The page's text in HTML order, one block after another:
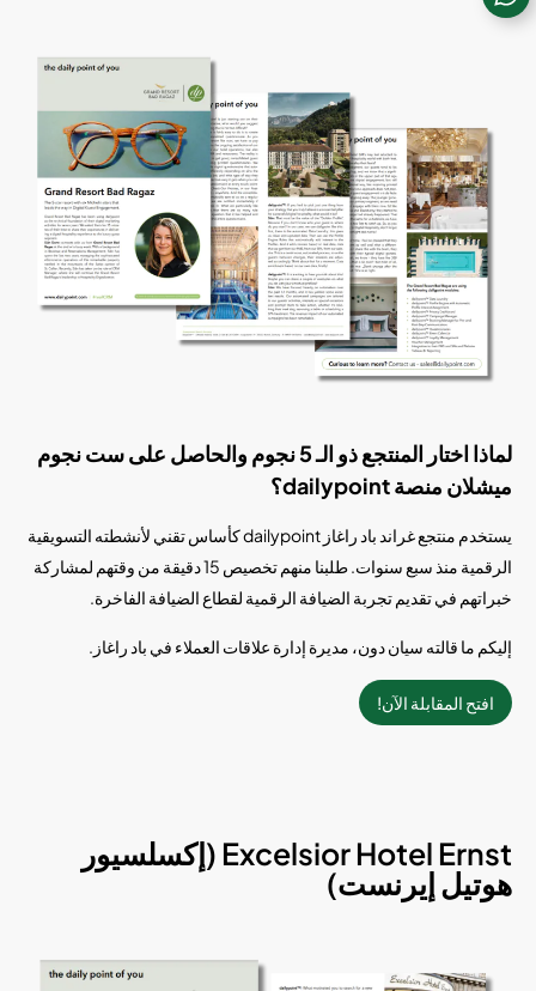
لماذا اختار المنتجع ذو الـ 5 نجوم والحاصل على ست نجوم
ميشلان منصة dailypoint؟
يستخدم منتجع غراند باد راغاز dailypoint كأساس تقني لأنشطته التسويقية
الرقمية منذ سبع سنوات. طلبنا منهم تخصيص 15 دقيقة من وقتهم لمشاركة
خبراتهم في تقديم تجربة الضيافة الرقمية لقطاع الضيافة الفاخرة.
إليكم ما قالته سيان دون، مديرة إدارة علاقات العملاء في باد راغاز.
افتح المقابلة الآن!
Excelsior Hotel Ernst (إكسلسيور
هوتيل إيرنست)